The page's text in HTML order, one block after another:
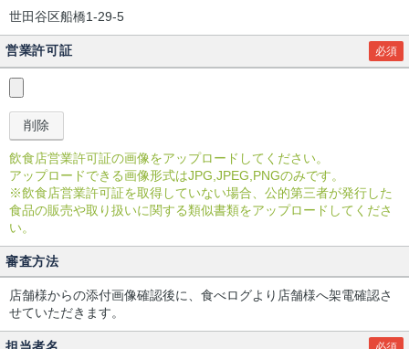
世田谷区船橋1-29-5
営業許可証 必須
飲食店営業許可証の画像をアップロードしてください。
アップロードできる画像形式はJPG,JPEG,PNGのみです。
※飲食店営業許可証を取得していない場合、公的第三者が発行した
食品の販売や取り扱いに関する類似書類をアップロードしてくださ
い。
審査方法
店舗様からの添付画像確認後に、食べログより店舗様へ架電確認さ
せていただきます。